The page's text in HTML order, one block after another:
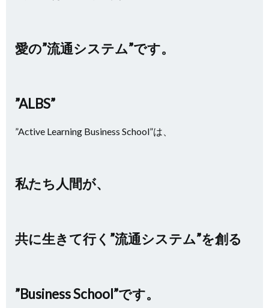
愛の”流通システム”です。
”ALBS”
”Active Learning Business School”は、
私たち人間が、
共に生きて行く”流通システム”を創る
”Business School”です。